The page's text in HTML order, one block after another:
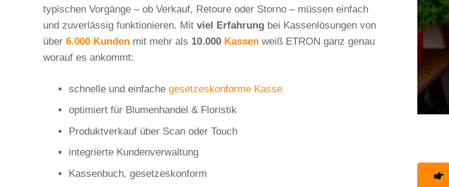
typischen Vorgänge – ob Verkauf, Retoure oder Storno – müssen einfach
und zuverlässig funktionieren. Mit viel Erfahrung bei Kassenlösungen von
über 6.000 Kunden mit mehr als 10.000 Kassen weiß ETRON ganz genau
worauf es ankommt:
schnelle und einfache gesetzeskonforme Kasse
optimiert für Blumenhandel & Floristik
Produktverkauf über Scan oder Touch
integrierte Kundenverwaltung
Kassenbuch, gesetzeskonform